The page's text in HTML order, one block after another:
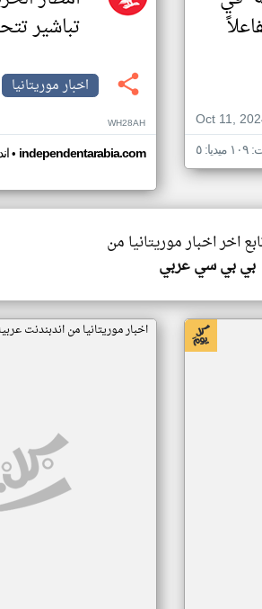
Oct 11,
٥
تباشير
اخبار موريتانيا
WH28AH
• independentarabia.com
اخر اخبار موريتانيا من
بي بي سي عربي
اخبار موريتانيا من اندبندنت